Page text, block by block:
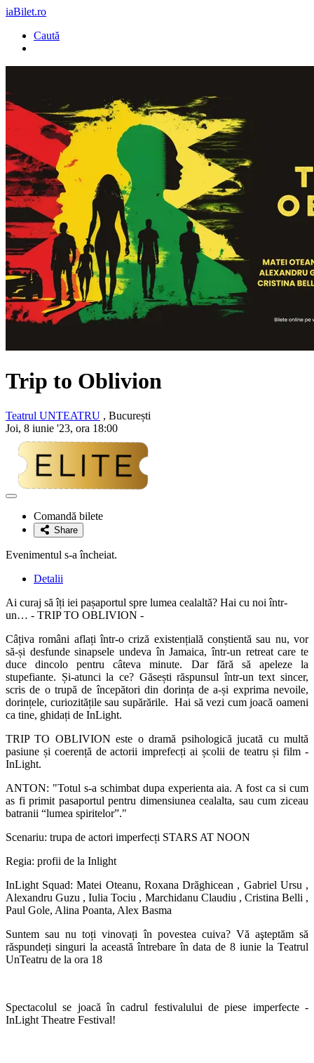
iaBilet.ro
Caută
Trip to Oblivion
Teatrul UNTEATRU , București
Joi, 8 iunie '23, ora 18:00
Adaugă
favoriteComandă bilete
Share
Evenimentul s-a încheiat.
Detalii
Ai curaj să îți iei pașaportul spre lumea cealaltă? Hai cu noi într-
un… - TRIP TO OBLIVION -
Câțiva români aflați într-o criză existențială conștientă sau nu, vor
să-și desfunde sinapsele undeva în Jamaica, într-un retreat care te
duce dincolo pentru câteva minute. Dar fără să apeleze la
stupefiante. Și-atunci la ce? Găsești răspunsul într-un text sincer,
scris de o trupă de începători din dorința de a-și exprima nevoile,
dorințele, curiozitățile sau supărările. Hai să vezi cum joacă oameni
ca tine, ghidați de InLight.
TRIP TO OBLIVION este o dramă psihologică jucată cu multă
pasiune și coerență de actorii imprefecți ai școlii de teatru și film -
InLight.
ANTON: "Totul s-a schimbat dupa experienta aia. A fost ca si cum
as fi primit pasaportul pentru dimensiunea cealalta, sau cum ziceau
batranii “lumea spiritelor”."
Scenariu: trupa de actori imperfecți STARS AT NOON
Regia: profii de la Inlight
InLight Squad: Matei Oteanu, Roxana Drăghicean , Gabriel Ursu ,
Alexandru Guzu , Iulia Tociu , Marchidanu Claudiu , Cristina Belli ,
Paul Gole, Alina Poanta, Alex Basma
Suntem sau nu toți vinovați în povestea cuiva? Vă aşteptăm să
răspundeți singuri la această întrebareîn data de 8 iunie la Teatrul
UnTeatru de la ora 18
Spectacolul se joacă în cadrul festivalului de piese imperfecte -
InLight Theatre Festival!